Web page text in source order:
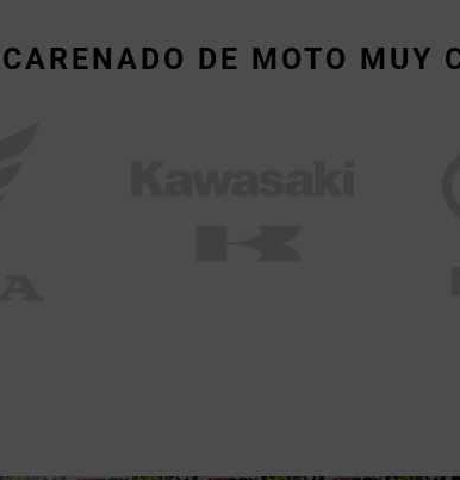
DE MOTO MUY